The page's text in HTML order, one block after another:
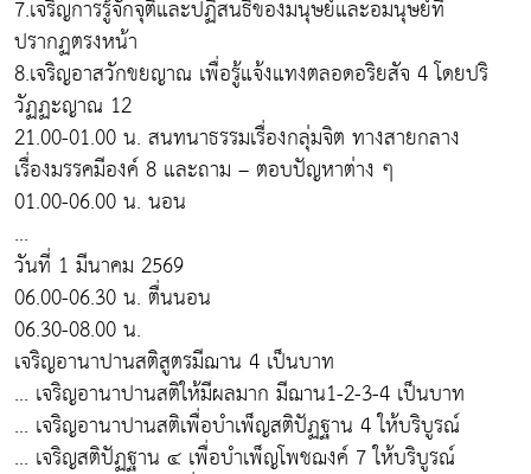
7.เจริญการรู้จักจุติและปฏิสนธิของมนุษย์และอมนุษย์ที่
ปรากฏตรงหน้า
8.เจริญอาสวักขยญาณ เพื่อรู้แจ้งแทงตลอดอริยสัจ 4 โดยปริ
วัฏฏะญาณ 12
21.00-01.00 น. สนทนาธรรมเรื่องกลุ่มจิต ทางสายกลาง
เรื่องมรรคมีองค์ 8 และถาม – ตอบปัญหาต่าง ๆ
01.00-06.00 น. นอน
...
วันที่ 1 มีนาคม 2569
06.00-06.30 น. ตื่นนอน
06.30-08.00 น.
เจริญอานาปานสติสูตรมีฌาน 4 เป็นบาท
... เจริญอานาปานสติให้มีผลมาก มีฌาน1-2-3-4 เป็นบาท
... เจริญอานาปานสติเพื่อบำเพ็ญสติปัฏฐาน 4 ให้บริบูรณ์
... เจริญสติปัฏฐาน ๔ เพื่อบำเพ็ญโพชฌงค์ 7 ให้บริบูรณ์